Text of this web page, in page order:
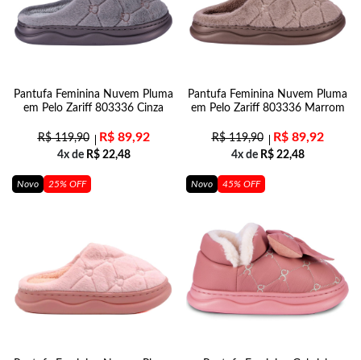
Pantufa Feminina Nuvem Pluma
em Pelo Zariff 803336 Cinza
R$119,90 R$89,92
4x de R$22,48
Pantufa Feminina Nuvem Pluma
em Pelo Zariff 803336 Marrom
R$119,90 R$89,92
4x de R$22,48
Novo 25% OFF Novo 45% OFF